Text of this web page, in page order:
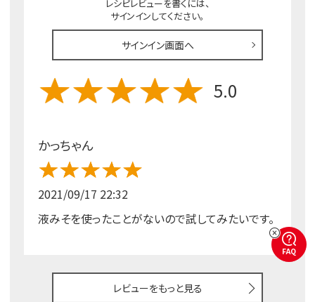
レシピレビューを書くには、
サインインしてください。
サインイン画面へ
5.0
かっちゃん
2021/09/17 22:32
液みそを使ったことがないので試してみたいです。
レビューをもっと見る
FAQ